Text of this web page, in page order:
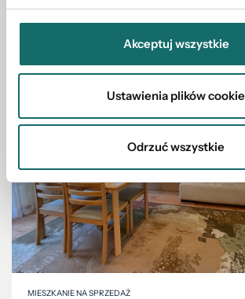
Akceptuj wszystkie
Ustawienia plików cookie
Odrzuć wszystkie
MIESZKANIE NA SPRZEDAŻ